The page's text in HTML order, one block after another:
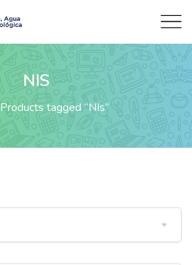
NIS
Products tagged “NIs”